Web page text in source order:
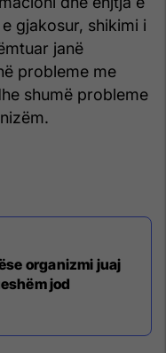
gjakosur, shikimi i
janë
probleme me
shumë probleme
organizmi juaj
jod